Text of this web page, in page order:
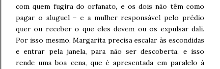
com quem fugira do orfanato, e os dois não têm como
pagar o aluguel – e a mulher responsável pelo prédio
quer ou receber o que eles devem ou os expulsar dali.
Por isso mesmo, Margarita precisa escalar às escondidas
e entrar pela janela, para não ser descoberta, e isso
rende uma boa cena, que é apresentada em paralelo à